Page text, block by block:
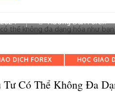
Hướng Dẫn Forex
DỊCH FOREX HỌC GIAO
Tư Có Thể Không Đa